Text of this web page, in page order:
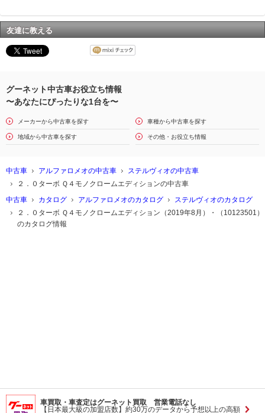
友達に教える
グーネット中古車お役立ち情報
〜あなたにぴったりな1台を〜
メーカーから中古車を探す 車種から中古車を探す
地域から中古車を探す その他・お役立ち情報
中古車 アルファロメオの中古車
ステルヴィオの中古車
２．０ターボ Ｑ４モノクロームエディションの中古車
中古車
カタログ アルファロメオのカタログ
ステルヴィオのカタログ
２．０ターボ Ｑ４モノクロームエディション（2019年8月）・（10123501）
のカタログ情報
車買取・車査定はグーネット買取 営業電話なし
【日本最大級の加盟店数】約30万のデータから予想以上の高額